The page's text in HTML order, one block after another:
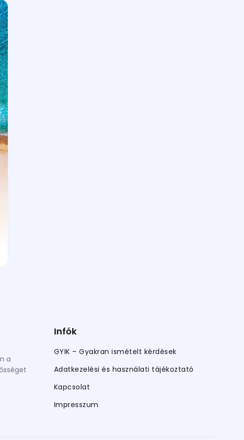
a
Infók
GYIK – Gyakran ismételt kérdések
Adatkezelési és használati tájékoztató
Kapcsolat
Impresszum